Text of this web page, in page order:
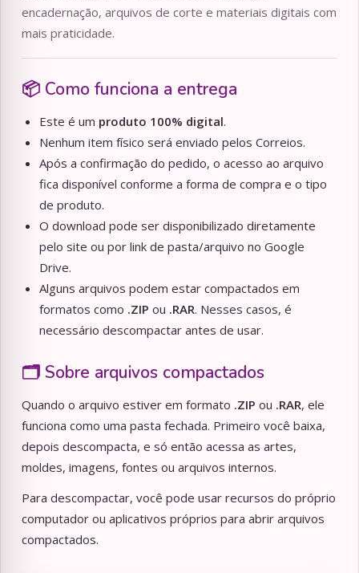
encadernação, arquivos de corte e materiais digitais com
mais praticidade.
📦 Como funciona a entrega
Este é um produto 100% digital.
Nenhum item físico será enviado pelos Correios.
Após a confirmação do pedido, o acesso ao arquivo
fica disponível conforme a forma de compra e o tipo
de produto.
O download pode ser disponibilizado diretamente
pelo site ou por link de pasta/arquivo no Google
Drive.
Alguns arquivos podem estar compactados em
formatos como .ZIP ou .RAR. Nesses casos, é
necessário descompactar antes de usar.
🗂️ Sobre arquivos compactados
Quando o arquivo estiver em formato .ZIP ou .RAR, ele
funciona como uma pasta fechada. Primeiro você baixa,
depois descompacta, e só então acessa as artes,
moldes, imagens, fontes ou arquivos internos.
Para descompactar, você pode usar recursos do próprio
computador ou aplicativos próprios para abrir arquivos
compactados.